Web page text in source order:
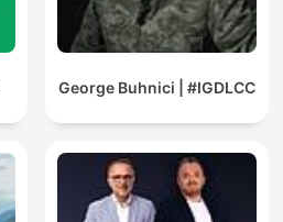
George Buhnici | #IGDLCC